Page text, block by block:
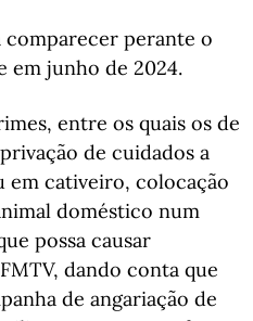
perante o
em junho de 2024.
entre os quais os de
de cuidados a
em cativeiro, colocação
doméstico num
possa causar
dando conta que
de angariação de